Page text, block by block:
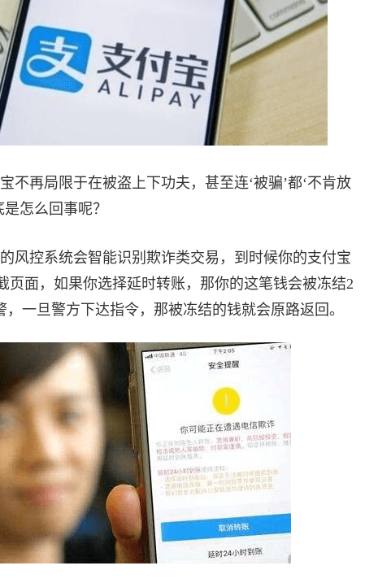
不再局限于在被盗上下功夫，甚至连‘被骗’都‘不肯放
怎么回事呢？
风控系统会智能识别欺诈类交易，到时候你的支付宝
页面，如果你选择延时转账，那你的这笔钱会被冻结2
，一旦警方下达指令，那被冻结的钱就会原路返回。